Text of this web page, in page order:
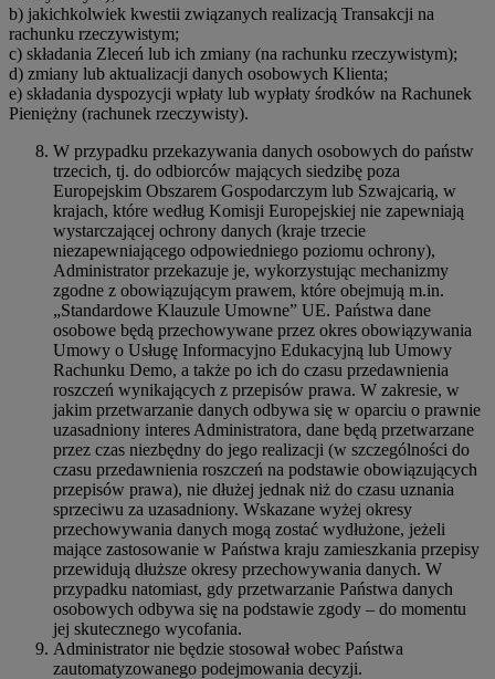
b) jakichkolwiek kwestii związanych realizacją Transakcji na
rachunku rzeczywistym;
c) składania Zleceń lub ich zmiany (na rachunku rzeczywistym);
d) zmiany lub aktualizacji danych osobowych Klienta;
e) składania dyspozycji wpłaty lub wypłaty środków na Rachunek
Pieniężny (rachunek rzeczywisty).
W przypadku przekazywania danych osobowych do państw
trzecich, tj. do odbiorców mających siedzibę poza
Europejskim Obszarem Gospodarczym lub Szwajcarią, w
krajach, które według Komisji Europejskiej nie zapewniają
wystarczającej ochrony danych (kraje trzecie
niezapewniającego odpowiedniego poziomu ochrony),
Administrator przekazuje je, wykorzystując mechanizmy
zgodne z obowiązującym prawem, które obejmują m.in.
„Standardowe Klauzule Umowne” UE. Państwa dane
osobowe będą przechowywane przez okres obowiązywania
Umowy o Usługę Informacyjno Edukacyjną lub Umowy
Rachunku Demo, a także po ich do czasu przedawnienia
roszczeń wynikających z przepisów prawa. W zakresie, w
jakim przetwarzanie danych odbywa się w oparciu o prawnie
uzasadniony interes Administratora, dane będą przetwarzane
przez czas niezbędny do jego realizacji (w szczególności do
czasu przedawnienia roszczeń na podstawie obowiązujących
przepisów prawa), nie dłużej jednak niż do czasu uznania
sprzeciwu za uzasadniony. Wskazane wyżej okresy
przechowywania danych mogą zostać wydłużone, jeżeli
mające zastosowanie w Państwa kraju zamieszkania przepisy
przewidują dłuższe okresy przechowywania danych. W
przypadku natomiast, gdy przetwarzanie Państwa danych
osobowych odbywa się na podstawie zgody – do momentu
jej skutecznego wycofania.
Administrator nie będzie stosował wobec Państwa
zautomatyzowanego podejmowania decyzji.